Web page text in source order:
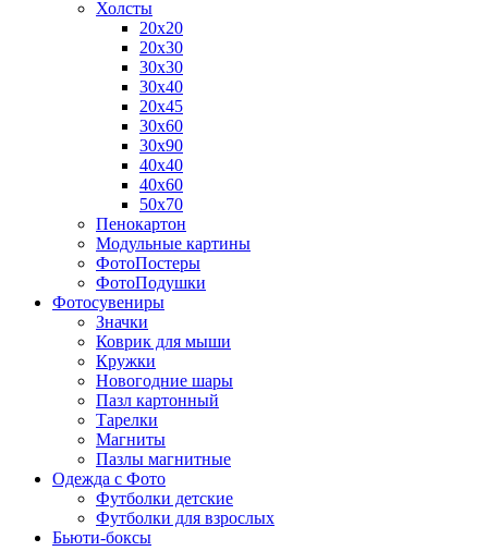
Холсты
20х20
20х30
30х30
30х40
20х45
30х60
30х90
40х40
40х60
50х70
Пенокартон
Модульные картины
ФотоПостеры
ФотоПодушки
Фотоcувениры
Значки
Коврик для мыши
Кружки
Новогодние шары
Пазл картонный
Тарелки
Магниты
Пазлы магнитные
Одежда с Фото
Футболки детские
Футболки для взрослых
Бьюти-боксы